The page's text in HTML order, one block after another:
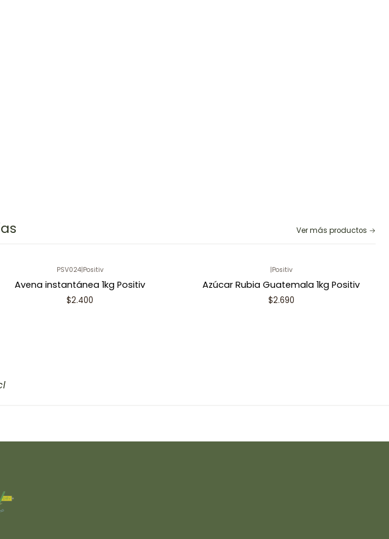
Ver más productos
PSV024|Positiv
Avena instantánea 1kg Positiv
$2.400
|Positiv
Azúcar Rubia Guatemala 1kg Positiv
$2.690